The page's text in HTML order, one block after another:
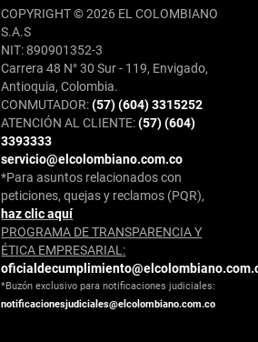
COPYRIGHT © 2026 EL COLOMBIANO
S.A.S
NIT: 890901352-3
Carrera 48 N° 30 Sur - 119, Envigado,
Antioquia, Colombia.
CONMUTADOR:(57) (604) 3315252
ATENCIÓN AL CLIENTE:(57) (604)
3393333
servicio@elcolombiano.com.co
*Para asuntos relacionados con
peticiones, quejas y reclamos (PQR),
haz clic aquí
PROGRAMA DE TRANSPARENCIA Y
ÉTICA EMPRESARIAL:
*Buzón exclusivo para notificaciones judiciales:
notificacionesjudiciales@elcolombiano.com.co